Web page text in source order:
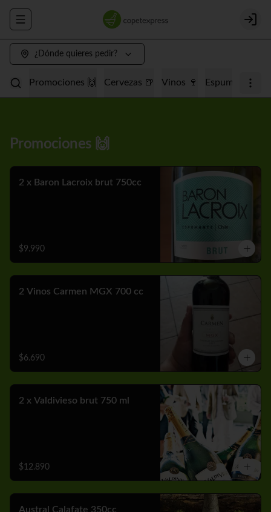
Abrir menu de navegación Login
¿Dónde quieres pedir?
Promociones 🙌 Cervezas 🍺 Vinos 🍷 Espumantes 🥂
Promociones 🙌
2 x Baron Lacroix brut 750cc
$9.990
2 Vinos Carmen MGX 700 cc
$6.690
2 x Valdivieso brut 750 ml
$12.890
Austral Calafate 350cc